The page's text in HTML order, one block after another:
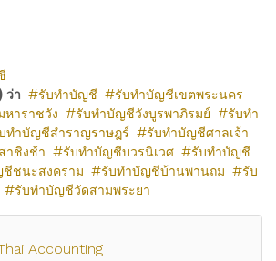
ว่า
รับทำบัญชี
รับทำบัญชีเขตพระนคร
าราชวัง
รับทำบัญชีวังบูรพาภิรมย์
รับทำ
ทำบัญชีสำราญราษฎร์
รับทำบัญชีศาลเจ้า
าชิงช้า รับทำบัญชีบวรนิเวศ
รับทำบัญชี
ชนะสงคราม รับทำบัญชีบ้านพานถม
รับ
รับทำบัญชีวัดสามพระยา
Accounting